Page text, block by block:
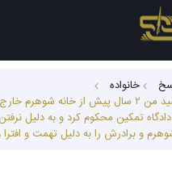
خانواده
سلام خسته نباشید من ۲ سال پیش از خانه
دادگاه تمکین محکوم کرد و به دلیل
و برادرش را به دلیل تهمت و